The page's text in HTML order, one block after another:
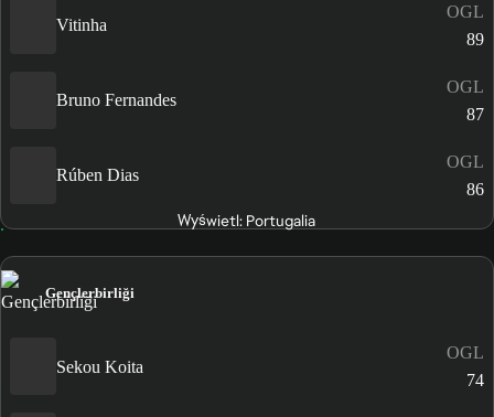
Vitinha
OGL
89
Bruno Fernandes
OGL
87
Rúben Dias
OGL
86
Wyświetl: Portugalia
Gençlerbirliği
Sekou Koita
OGL
74